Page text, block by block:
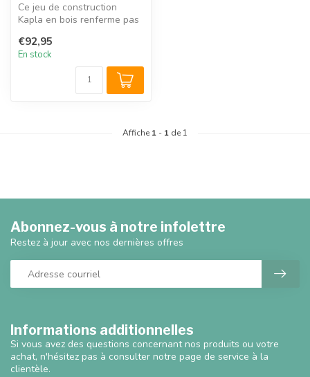
Ce jeu de construction
Kapla en bois renferme pas
ass...
€92,95
En stock
Affiche 1 - 1 de 1
Informations additionnelles
Si vous avez des questions concernant nos produits ou votre
achat, n'hésitez pas à consulter notre page de service à la
clientèle.
Abonnez-vous à notre infolettre
Restez à jour avec nos dernières offres